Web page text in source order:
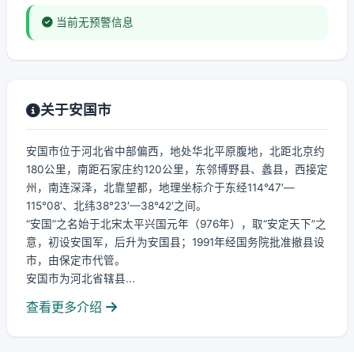
当前无预警信息
关于安国市
安国市位于河北省中部偏西，地处华北平原腹地，北距北京约
180公里，南距石家庄约120公里，东邻博野县、蠡县，西接定
州，南连深泽，北靠望都，地理坐标介于东经114°47′—
115°08′、北纬38°23′—38°42′之间。
“安国”之名始于北宋太平兴国元年（976年），取“安定天下”之
意，初设安国军，后升为安国县；1991年经国务院批准撤县设
市，由保定市代管。
安国市为河北省辖县...
查看更多介绍